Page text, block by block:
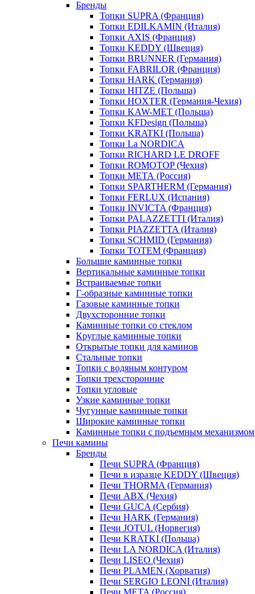
Бренды
Топки SUPRA (Франция)
Топки EDILKAMIN (Италия)
Топки AXIS (Франция)
Топки KEDDY (Швеция)
Топки BRUNNER (Германия)
Топки FABRILOR (Франция)
Топки HARK (Германия)
Топки HITZE (Польша)
Топки HOXTER (Германия-Чехия)
Топки KAW-MET (Польша)
Топки KFDesign (Польша)
Топки KRATKI (Польша)
Топки La NORDICA
Топки RICHARD LE DROFF
Топки ROMOTOP (Чехия)
Топки МЕТА (Россия)
Топки SPARTHERM (Германия)
Топки FERLUX (Испания)
Топки INVICTA (Франция)
Топки PALAZZETTI (Италия)
Топки PIAZZETTA (Италия)
Топки SCHMID (Германия)
Топки TOTEM (Франция)
Большие каминные топки
Вертикальные каминные топки
Встраиваемые топки
Г-образные каминные топки
Газовые каминные топки
Двухсторонние топки
Каминные топки со стеклом
Круглые каминные топки
Открытые топки для каминов
Стальные топки
Топки с водяным контуром
Топки трехсторонние
Топки угловые
Узкие каминные топки
Чугунные каминные топки
Широкие каминные топки
Каминные топки с подъемным механизмом
Печи камины
Бренды
Печи SUPRA (Франция)
Печи в изразце KEDDY (Швеция)
Печи THORMA (Германия)
Печи ABX (Чехия)
Печи GUCA (Сербия)
Печи HARK (Германия)
Печи JOTUL (Норвегия)
Печи KRATKI (Польша)
Печи LA NORDICA (Италия)
Печи LISEO (Чехия)
Печи PLAMEN (Хорватия)
Печи SERGIO LEONI (Италия)
Печи META (Россия)